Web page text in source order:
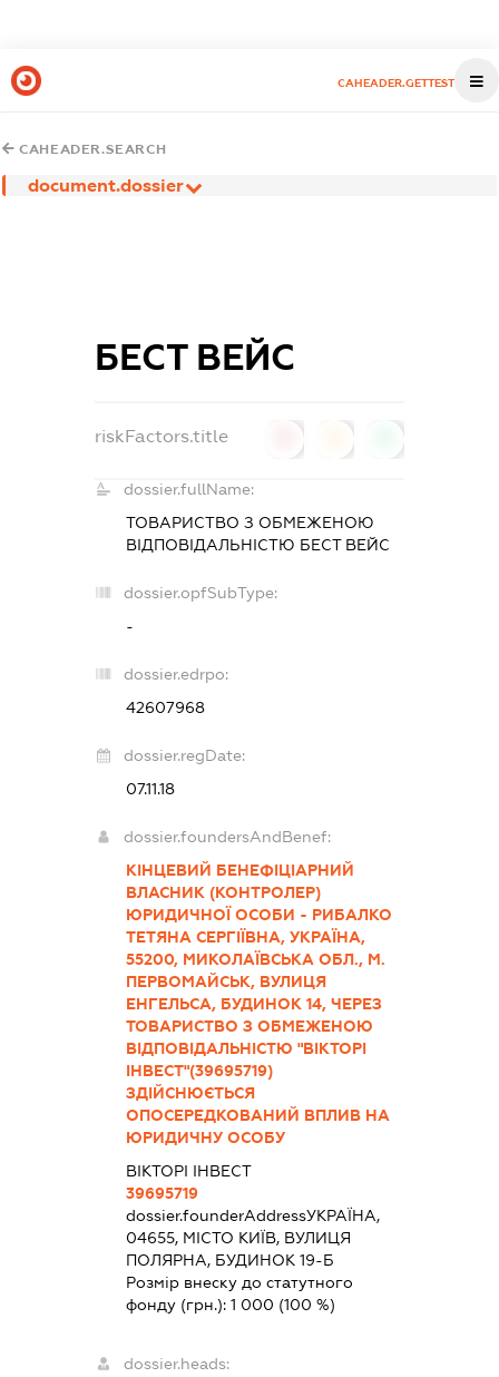
CAHEADER.GETTEST
CAHEADER.SEARCH
document.dossier
БЕСТ ВЕЙС
riskFactors.title
dossier.fullName:
ТОВАРИСТВО З ОБМЕЖЕНОЮ
ВІДПОВІДАЛЬНІСТЮ БЕСТ ВЕЙС
dossier.opfSubType:
-
dossier.edrpo:
42607968
dossier.regDate:
07.11.18
dossier.foundersAndBenef:
КІНЦЕВИЙ БЕНЕФІЦІАРНИЙ
ВЛАСНИК (КОНТРОЛЕР)
ЮРИДИЧНОЇ ОСОБИ - РИБАЛКО
ТЕТЯНА СЕРГІЇВНА, УКРАЇНА,
55200, МИКОЛАЇВСЬКА ОБЛ., М.
ПЕРВОМАЙСЬК, ВУЛИЦЯ
ЕНГЕЛЬСА, БУДИНОК 14, ЧЕРЕЗ
ТОВАРИСТВО З ОБМЕЖЕНОЮ
ВІДПОВІДАЛЬНІСТЮ "ВІКТОРІ
ІНВЕСТ"(39695719)
ЗДІЙСНЮЄТЬСЯ
ОПОСЕРЕДКОВАНИЙ ВПЛИВ НА
ЮРИДИЧНУ ОСОБУ
ВІКТОРІ ІНВЕСТ
39695719
dossier.founderAddressУКРАЇНА,
04655, МІСТО КИЇВ, ВУЛИЦЯ
ПОЛЯРНА, БУДИНОК 19-Б
Розмір внеску до статутного
фонду (грн.):1 000 (100 %)
dossier.heads: